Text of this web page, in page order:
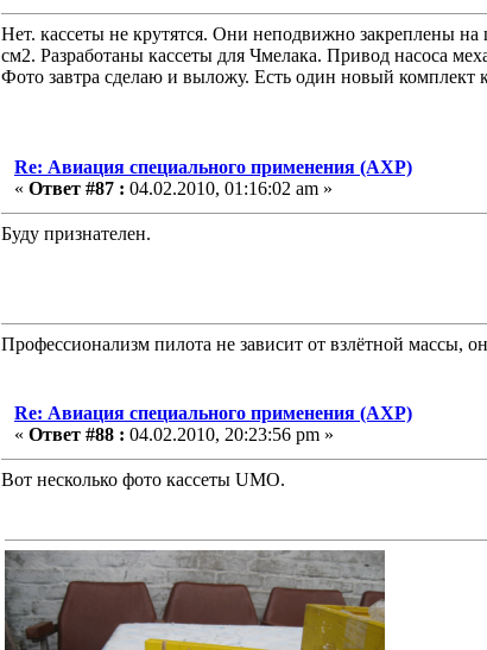
Нет. кассеты не крутятся. Они неподвижно закреплены
см2. Разработаны кассеты для Чмелака. Привод насоса
Фото завтра сделаю и выложу. Есть один новый комплект
Re: Авиация специального применения (АХР)
« Ответ #87 : 04.02.2010, 01:16:02 am »
Буду признателен.
Профессионализм пилота не зависит от взлётной массы,
Re: Авиация специального применения (АХР)
« Ответ #88 : 04.02.2010, 20:23:56 pm »
Вот несколько фото кассеты UMO.